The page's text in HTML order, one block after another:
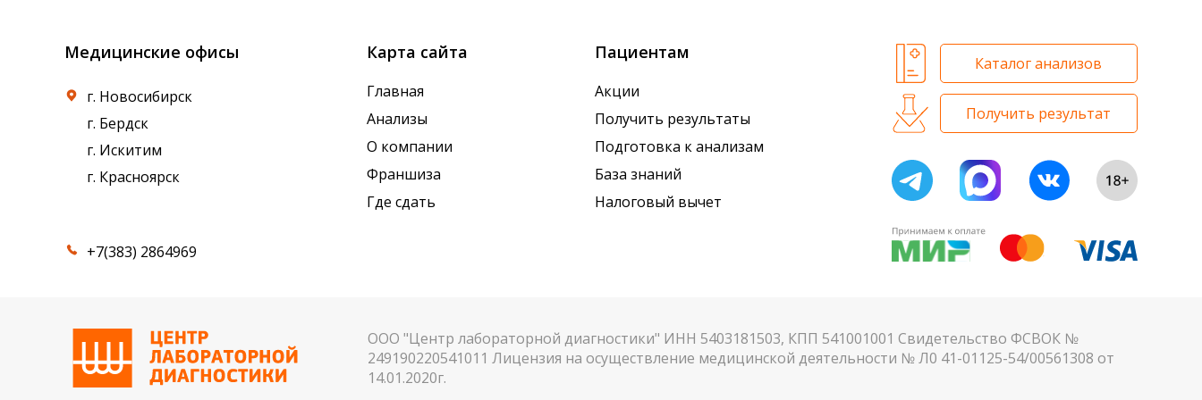
Медицинские офисы
г. Новосибирск
г. Бердск
г. Искитим
г. Красноярск
+7(383) 2864969
Карта сайта
Главная
Анализы
О компании
Франшиза
Где сдать
Пациентам
Акции
Получить результаты
Подготовка к анализам
База знаний
Налоговый вычет
Каталог анализов
Получить результат
ООО "Центр лабораторной диагностики" ИНН 5403181503, КПП 541001001 Свидетельство ФСВОК №
249190220541011 Лицензия на осуществление медицинской деятельности № Л0 41-01125-54/00561308 от
14.01.2020г.